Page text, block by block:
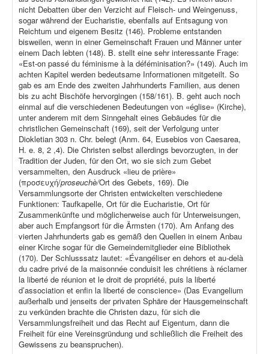
nicht Debatten über den Verzicht auf Fleisch- und Weingenuss,
sogar während der Eucharistie, ebenfalls auf Entsagung von
Reichtum und eigenem Besitz (146). Probleme entstanden
bisweilen, wenn in einer Gemeinschaft Frauen und Männer unter
einem Dach lebten (148). B. stellt eine sehr interessante Frage:
«Est-on passé du féminisme à la déféminisation?» (149). Auch im
achten Kapitel werden bedeutsame Informationen mitgeteilt. So
gab es am Ende des zweiten Jahrhunderts Familien, aus denen
bis zu acht Bischöfe hervorgingen (158/161). B. geht auch noch
einmal auf die verschiedenen Bedeutungen von «église» (Kirche),
unter anderem mit dem Sinngehalt eines Gebäudes für die
christlichen Gemeinschaft (169), seit der Verfolgung unter
Diokletian 303 n. Chr. belegt (Anm. 64, Eusebios von Caesarea,
H. e. 8, 2 ,4). Die Christen selbst allerdings bevorzugten, in der
Tradition der Juden, für den Ort, wo sie sich zum Gebet
versammelten, den Ausdruck «lieu de prière»
(προσευχή/proseuchè/Ort des Gebets, 169). Die
Versammlungsorte der Christen entwickelten verschiedene
Funktionen: Taufkapelle, Ort für die Eucharistie, Ort für
Zusammenkünfte und möglicherweise auch für Unterweisungen,
aber auch Empfangsort für die Ärmsten (170). Am Anfang des
vierten Jahrhunderts gab es gemäß den Quellen in einem Anbau
einer Kirche sogar für die Gemeindemitglieder eine Bibliothek
(170). Der Schlusssatz lautet: «Évangéliser en dehors et au-delà
du cadre privé de la maisonnée conduisit les chrétiens à réclamer
la liberté de réunion et le droit de propriété, puis la liberté
d’association et enfin la liberté de conscience» (Das Evangelium
außerhalb und jenseits der privaten Sphäre der Hausgemeinschaft
zu verkünden brachte die Christen dazu, für sich die
Versammlungsfreiheit und das Recht auf Eigentum, dann die
Freiheit für eine Vereinsgründung und schließlich die Freiheit des
Gewissens zu beanspruchen).